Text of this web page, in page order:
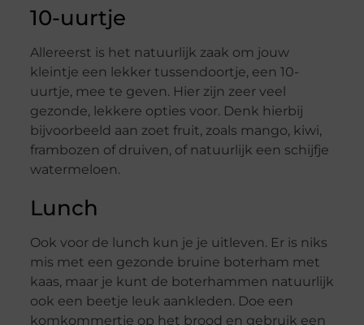
10-uurtje
Allereerst is het natuurlijk zaak om jouw
kleintje een lekker tussendoortje, een 10-
uurtje, mee te geven. Hier zijn zeer veel
gezonde, lekkere opties voor. Denk hierbij
bijvoorbeeld aan zoet fruit, zoals mango, kiwi,
frambozen of druiven, of natuurlijk een schijfje
watermeloen.
Lunch
Ook voor de lunch kun je je uitleven. Er is niks
mis met een gezonde bruine boterham met
kaas, maar je kunt de boterhammen natuurlijk
ook een beetje leuk aankleden. Doe een
komkommertje op het brood en gebruik een